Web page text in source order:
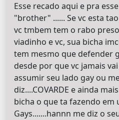
Esse recado aqui e pra
"brother" ...... Se vc esta
vc tmbem tem o rabo
viadinho e vc, sua bicha
tem mesmo que defender
desde por que vc jamais
assumir seu lado gay ou
diz....COVARDE e ainda
bicha o que ta fazendo em
Gays.......hannn me diz o